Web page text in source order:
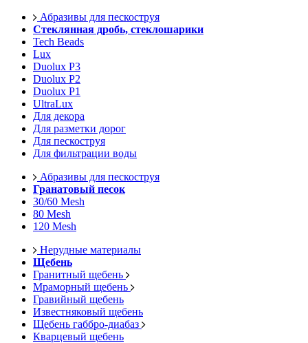
Абразивы для пескоструя
Стеклянная дробь, стеклошарики
Tech Beads
Lux
Duolux P3
Duolux P2
Duolux P1
UltraLux
Для декора
Для разметки дорог
Для пескоструя
Для фильтрации воды
Абразивы для пескоструя
Гранатовый песок
30/60 Mesh
80 Mesh
120 Mesh
Нерудные материалы
Щебень
Гранитный щебень
Мраморный щебень
Гравийный щебень
Известняковый щебень
Щебень габбро-диабаз
Кварцевый щебень